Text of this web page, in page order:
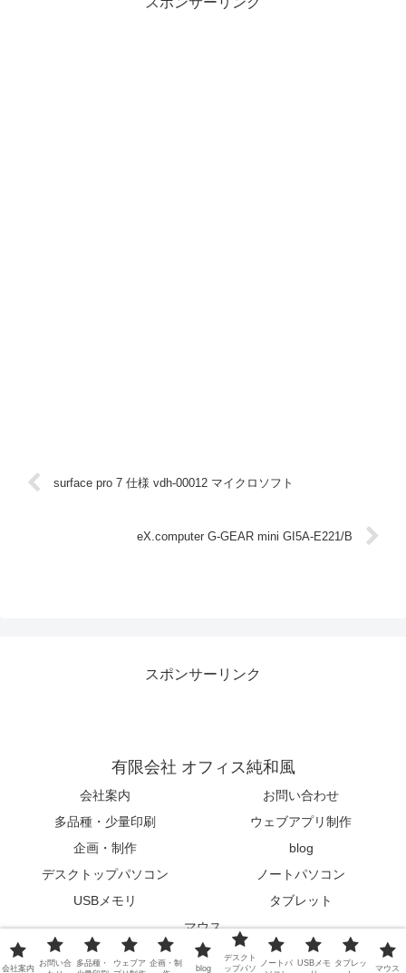
surface pro 7 仕様 vdh-00012 マイクロソフト
eX.computer G-GEAR mini GI5A-E221/B
スポンサーリンク
有限会社 オフィス純和風
会社案内
お問い合わせ
多品種・少量印刷
ウェブアプリ制作
企画・制作
blog
デスクトップパソコン
ノートパソコン
USBメモリ
タブレット
マウス
© 2015-2026 有限会社 オフィス純和風.
会社案内
お問い合 多品種・
ウェブア 企画・制
blog
デスクト
ップパソ
ノートパ USBメモ タブレッ
マウス